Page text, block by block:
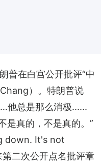
普在白宫公开批评“中
）。特朗普说
他总是那么消极......
是真的，不是真的。”
down. It's not
二次公开点名批评章